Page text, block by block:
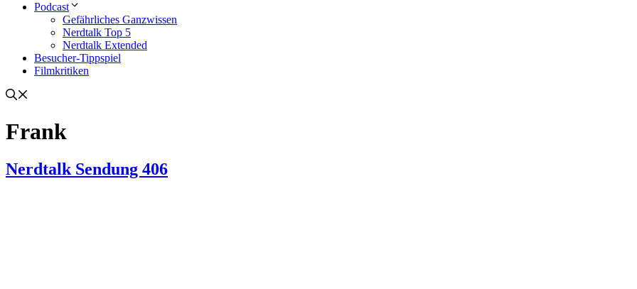
Podcast
Gefährliches Ganzwissen
Nerdtalk Top 5
Nerdtalk Extended
Besucher-Tippspiel
Filmkritiken
Frank
Nerdtalk Sendung 406